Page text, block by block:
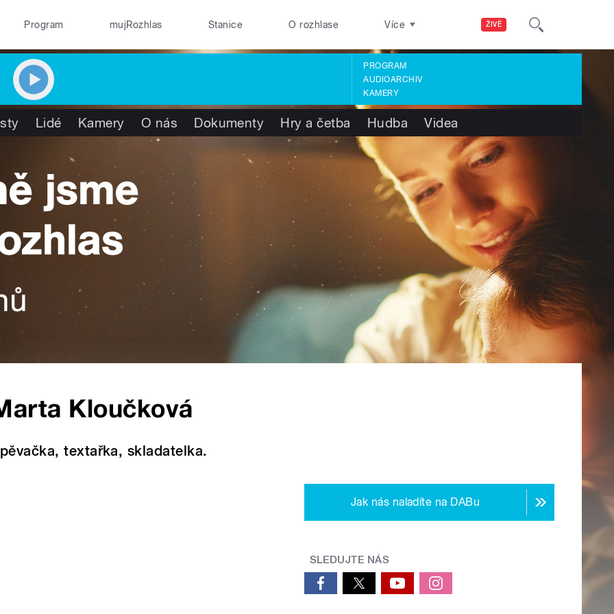
ŽIVĚ
Program mujRozhlas Stanice O rozhlase Více
PROGRAM
AUDIOARCHIV
KAMERY
Lidé Kamery O nás Dokumenty Hry a četba Hudba Videa
Kloučková
textařka, skladatelka.
Jak nás naladíte na DABu
SLEDUJTE NÁS